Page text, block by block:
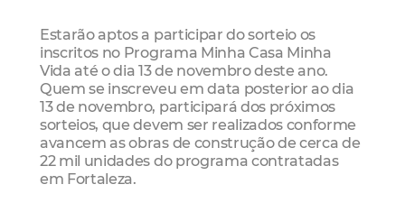
Estarão aptos a participar do sorteio os
inscritos no Programa Minha Casa Minha
Vida até o dia 13 de novembro deste ano.
Quem se inscreveu em data posterior ao dia
13 de novembro, participará dos próximos
sorteios, que devem ser realizados conforme
avancem as obras de construção de cerca de
22 mil unidades do programa contratadas
em Fortaleza.